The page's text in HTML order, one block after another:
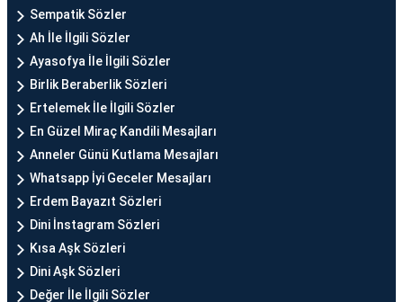
Sempatik Sözler
Ah İle İlgili Sözler
Ayasofya İle İlgili Sözler
Birlik Beraberlik Sözleri
Ertelemek İle İlgili Sözler
En Güzel Miraç Kandili Mesajları
Anneler Günü Kutlama Mesajları
Whatsapp İyi Geceler Mesajları
Erdem Bayazıt Sözleri
Dini İnstagram Sözleri
Kısa Aşk Sözleri
Dini Aşk Sözleri
Değer İle İlgili Sözler